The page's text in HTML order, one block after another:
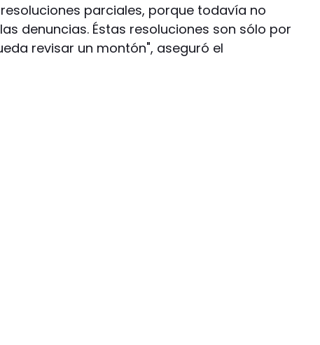
parciales, porque todavía no
denuncias. Éstas resoluciones son sólo por
revisar un montón", aseguró el